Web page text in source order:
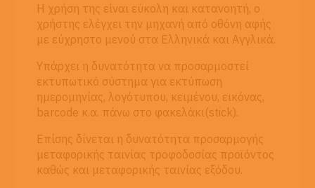
Η χρήση της είναι εύκολη και κατανοητή, ο
χρήστης ελέγχει την μηχανή από οθόνη αφής
με εύχρηστο μενού στα Ελληνικά και Αγγλικά.
Υπάρχει η δυνατότητα να προσαρμοστεί
εκτυπωτικό σύστημα για εκτύπωση
ημερομηνίας, λογότυπου, κειμένου, εικόνας,
barcode κ.α. πάνω στο φακελάκι(stick).
Επίσης δίνεται η δυνατότητα προσαρμογής
μεταφορικής ταινίας τροφοδοσίας προϊόντος
καθώς και μεταφορικής ταινίας εξόδου.